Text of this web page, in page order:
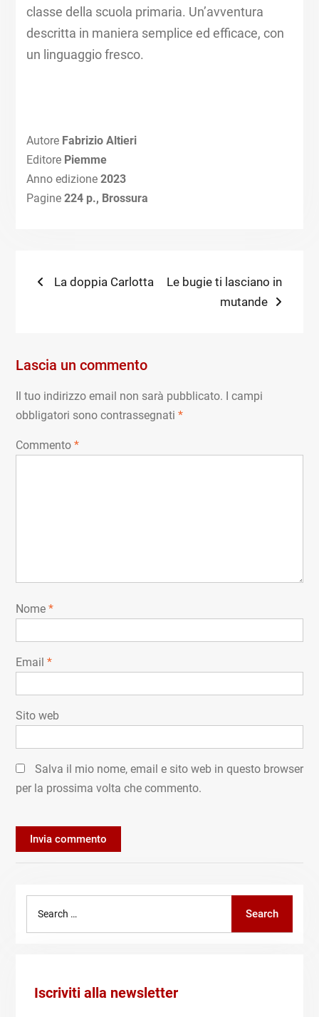
classe della scuola primaria. Un’avventura
descritta in maniera semplice ed efficace, con
un linguaggio fresco.
AutoreFabrizio Altieri
Editore Piemme
Anno edizione 2023
Pagine 224 p., Brossura
Navigazione
Previous
La doppia Carlotta
Next
Le bugie ti lasciano in
mutande
Lascia un commento
Il tuo indirizzo email non sarà pubblicato.
I campi
obbligatori sono contrassegnati *
Commento *
Nome *
Email *
Sito web
Salva il mio nome, email e sito web in questo browser
per la prossima volta che commento.
Search
Iscriviti alla newsletter